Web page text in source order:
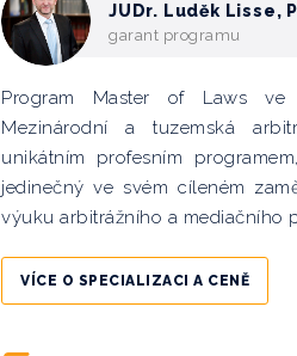
JUDr. Luděk Lisse,
garant programu
Program Master of Laws ve
Mezinárodní a tuzemská
unikátním profesním
jedinečný ve svém cíleném
výuku arbitrážního a mediačního
VÍCE O SPECIALIZACI A CENĚ